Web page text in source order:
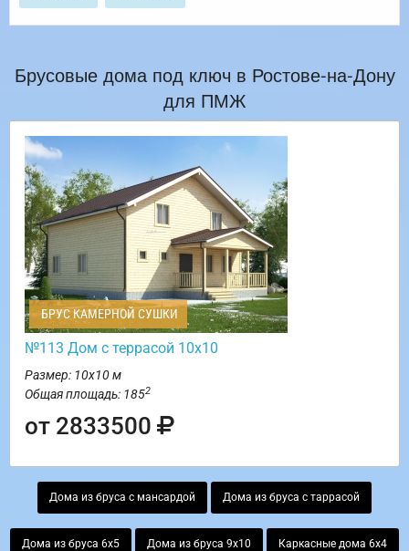
Брусовые дома под ключ в Ростове-на-Дону
для ПМЖ
БРУС КАМЕРНОЙ СУШКИ
№113 Дом с террасой 10х10
Размер: 10х10 м
Общая площадь: 1852
от 2833500
Дома из бруса с мансардой Дома из бруса с таррасой
Дома из бруса 6х5 Дома из бруса 9х10 Каркасные дома 6х4